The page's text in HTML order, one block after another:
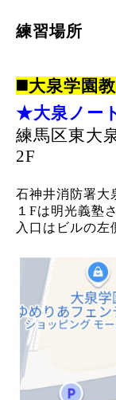
練習場所
◼️大泉学園
★大泉ノー
練馬区東大
2F
石神井消防署大
１Fは明光義塾
入口はビルの左